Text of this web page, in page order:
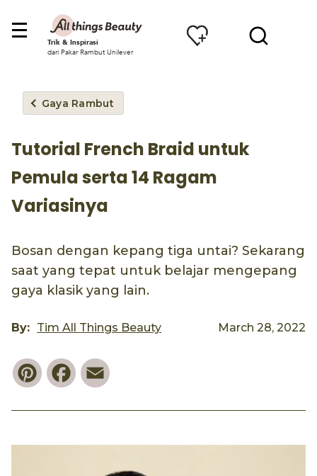
Trik & Inspirasi
dari Pakar Rambut Unilever
Gaya Rambut
Tutorial French Braid untuk
Pemula serta 14 Ragam
Variasinya
Bosan dengan kepang tiga untai? Sekarang
saat yang tepat untuk belajar mengepang
gaya klasik yang lain.
By: Tim All Things Beauty March 28, 2022
PinterestFacebook